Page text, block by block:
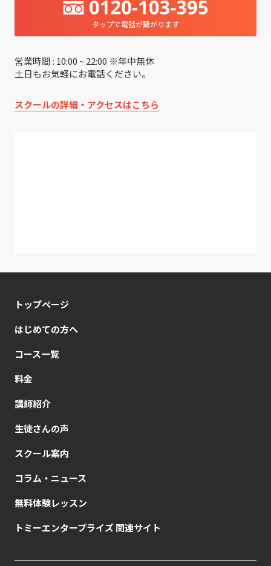
タップで電話が繋がります
営業時間 : 10:00 ~ 22:00 ※年中無休
土日もお気軽にお電話ください。
スクールの詳細・アクセスはこちら
トップページ
はじめての方へ
コース一覧
料金
講師紹介
生徒さんの声
スクール案内
コラム・ニュース
無料体験レッスン
トミーエンタープライズ 関連サイト